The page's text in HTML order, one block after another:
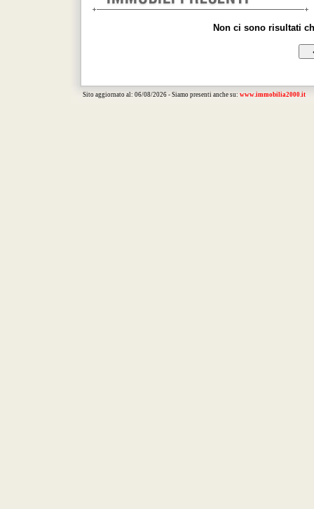
Non ci sono risultati
Sito aggiornato al: 06/08/2026 - Siamo presenti anche su: www.immobilia2000.it